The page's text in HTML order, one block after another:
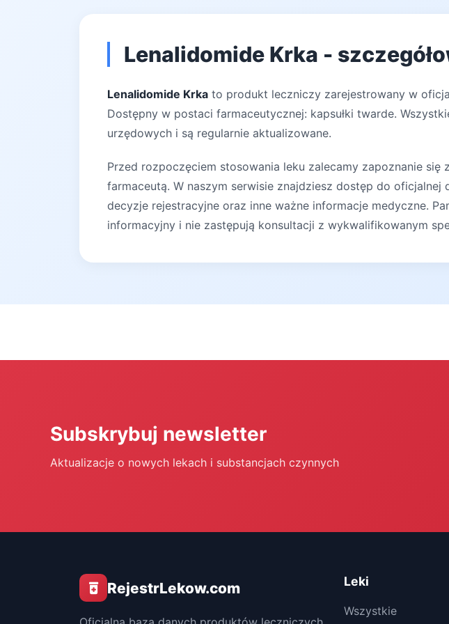
Lenalidomide Krka -
Lenalidomide Krka to produkt leczniczy zarejestrowany w
Dostępny w postaci farmaceutycznej: kapsułki twarde.
urzędowych i są regularnie aktualizowane.
Przed rozpoczęciem stosowania leku zalecamy zapoznanie
farmaceutą. W naszym serwisie znajdziesz dostęp do
decyzje rejestracyjne oraz inne ważne informacje medyczne.
informacyjny i nie zastępują konsultacji z wykwalifikowanym
Subskrybuj newsletter
Aktualizacje o nowych lekach i substancjach czynnych
RejestrLekow.com Leki
Wszystkie